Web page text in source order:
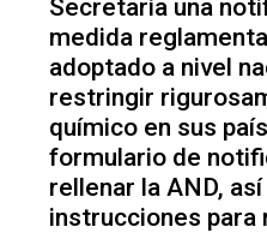
Secretaría una
medida
adoptado a nivel
restringir
químico en sus
formulario de
rellenar la AND,
instrucciones para